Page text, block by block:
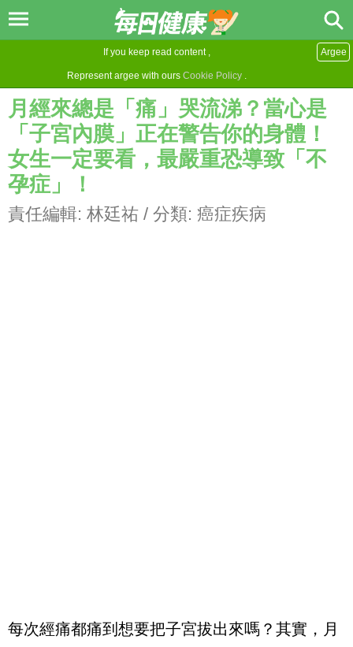
If you keep read content ,
Represent argee with ours Cookie Policy .
Argee
月經來總是「痛」哭流涕？當心是
「子宮內膜」正在警告你的身體！
女生一定要看，最嚴重恐導致「不
孕症」！
責任編輯: 林廷祐 / 分類: 癌症疾病
每次經痛都痛到想要把子宮拔出來嗎？其實，月